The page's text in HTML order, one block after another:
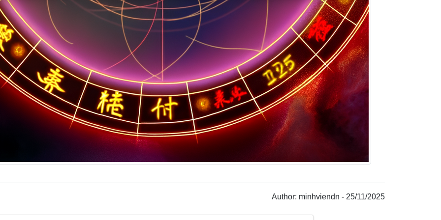
Author: minhviendn - 25/11/2025